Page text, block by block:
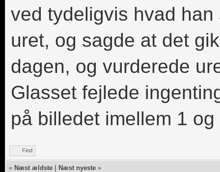
ved tydeligvis hvad
uret, og sagde at det
dagen, og vurderede
Glasset fejlede
på billedet imellem 1
Find
« Næst ældste Næst nyeste »